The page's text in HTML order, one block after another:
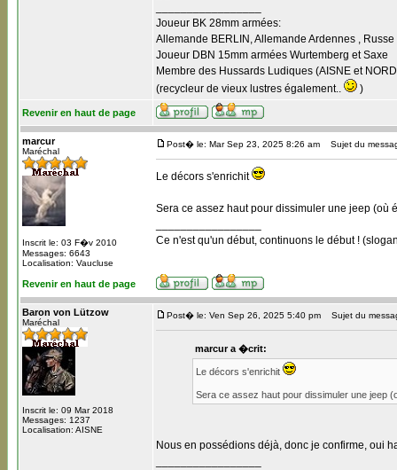
Joueur BK 28mm armées:
Allemande BERLIN, Allemande Ardennes ,
Joueur DBN 15mm armées Wurtemberg et Saxe
Membre des Hussards Ludiques (AISNE et
(recycleur de vieux lustres également..
)
Revenir en haut de page
marcur
Maréchal
Inscrit le: 03 F�v 2010
Messages: 6643
Localisation: Vaucluse
Post� le: Mar Sep 23, 2025 8:26 am Sujet du
Le décors s'enrichit
Sera ce assez haut pour dissimuler une jeep (où
Ce n'est qu'un début, continuons le début !
Revenir en haut de page
Baron von Lützow
Maréchal
Inscrit le: 09 Mar 2018
Messages: 1237
Localisation: AISNE
Post� le: Ven Sep 26, 2025 5:40 pm Sujet du
marcur a �crit:
Le décors s'enrichit
Sera ce assez haut pour dissimuler une jeep
Nous en possédions déjà, donc je confirme, oui